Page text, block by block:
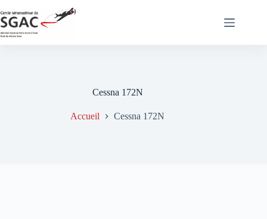
au
contenu
Cessna 172N
Accueil Cessna 172N